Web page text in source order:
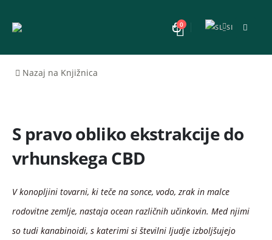
0
Nazaj na Knjižnica
S pravo obliko ekstrakcije do
vrhunskega CBD
V konopljini tovarni, ki teče na sonce, vodo, zrak in malce
rodovitne zemlje, nastaja ocean različnih učinkovin. Med njimi
so tudi kanabinoidi, s katerimi si številni ljudje izboljšujejo